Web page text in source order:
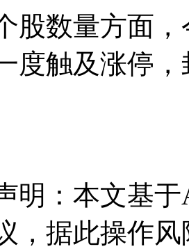
数量方面，
度触及涨
：本文基于
，据此操作